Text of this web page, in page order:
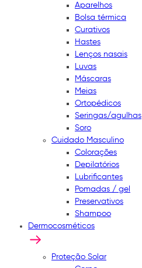
Aparelhos
Bolsa térmica
Curativos
Hastes
Lenços nasais
Luvas
Máscaras
Meias
Ortopédicos
Seringas/agulhas
Soro
Cuidado Masculino
Colorações
Depilatórios
Lubrificantes
Pomadas / gel
Preservativos
Shampoo
Dermocosméticos
Proteção Solar